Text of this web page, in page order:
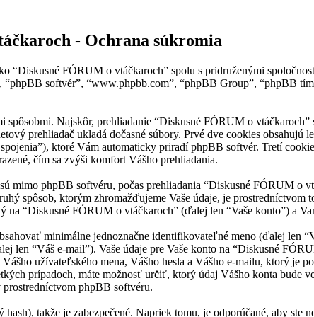
- Ochrana súkromia
“Diskusné FÓRUM o vtáčkaroch” spolu s pridruženými
softvér”, “www.phpbb.com”, “phpBB Group”, “phpBB
spôsobmi. Najskôr, prehliadanie “Diskusné FÓRUM o
prehliadač ukladá dočasné súbory. Prvé dve cookies
ktoré Vám automaticky priradí phpBB softvér. Tretí
čím sa zvýši komfort Vášho prehliadania.
mimo phpBB softvéru, počas prehliadania “Diskusné FÓRUM
spôsob, ktorým zhromažďujeme Vaše údaje, je
na “Diskusné FÓRUM o vtáčkaroch” (ďalej len “Vaše konto”) a
minimálne jednoznačne identifikovateľné meno (ďalej len
len “Váš e-mail”). Vaše údaje pre Vaše konto na “Diskusné
užívateľského mena, Vášho hesla a Vášho e-mailu, ktorý je
prípadoch, máte možnosť určiť, ktorý údaj Vášho konta bude
phpBB softvéru.
hash), takže je zabezpečené. Napriek tomu, je odporúčané, aby